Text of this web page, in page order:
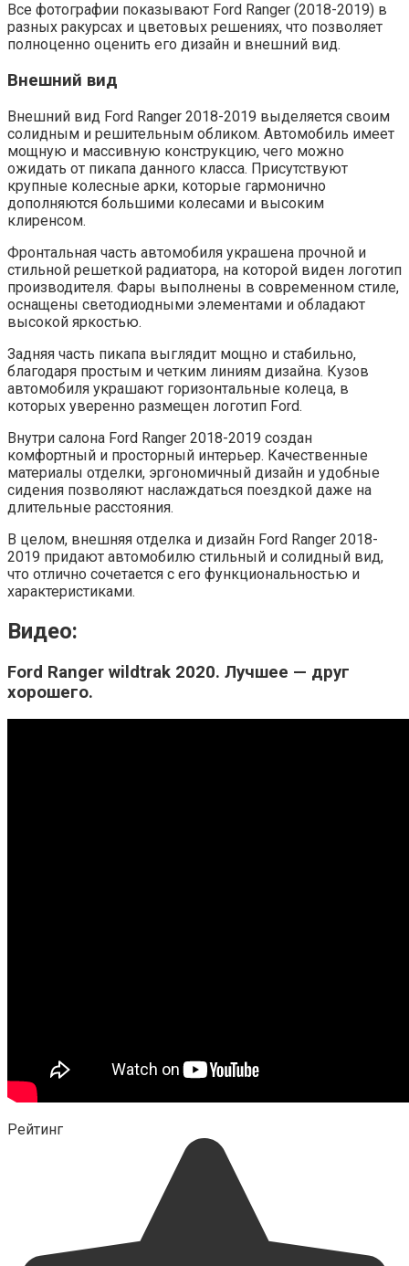
Все фотографии показывают Ford Ranger (2018-2019) в
разных ракурсах и цветовых решениях, что позволяет
полноценно оценить его дизайн и внешний вид.
Внешний вид
Внешний вид Ford Ranger 2018-2019 выделяется своим
солидным и решительным обликом. Автомобиль имеет
мощную и массивную конструкцию, чего можно
ожидать от пикапа данного класса. Присутствуют
крупные колесные арки, которые гармонично
дополняются большими колесами и высоким
клиренсом.
Фронтальная часть автомобиля украшена прочной и
стильной решеткой радиатора, на которой виден логотип
производителя. Фары выполнены в современном стиле,
оснащены светодиодными элементами и обладают
высокой яркостью.
Задняя часть пикапа выглядит мощно и стабильно,
благодаря простым и четким линиям дизайна. Кузов
автомобиля украшают горизонтальные колеца, в
которых уверенно размещен логотип Ford.
Внутри салона Ford Ranger 2018-2019 создан
комфортный и просторный интерьер. Качественные
материалы отделки, эргономичный дизайн и удобные
сидения позволяют наслаждаться поездкой даже на
длительные расстояния.
В целом, внешняя отделка и дизайн Ford Ranger 2018-
2019 придают автомобилю стильный и солидный вид,
что отлично сочетается с его функциональностью и
характеристиками.
Видео:
Ford Ranger wildtrak 2020. Лучшее — друг
хорошего.
Рейтинг